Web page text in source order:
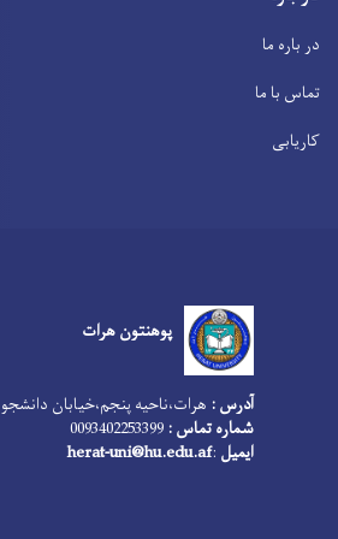
در باره ما
تماس با ما
کاریابی
پوهنتون هرات
آدرس : هرات،‌ناحیه پنجم،‌خیابان دانشجو
شماره تماس :
ایمیل :
herat-uni@hu.edu.af